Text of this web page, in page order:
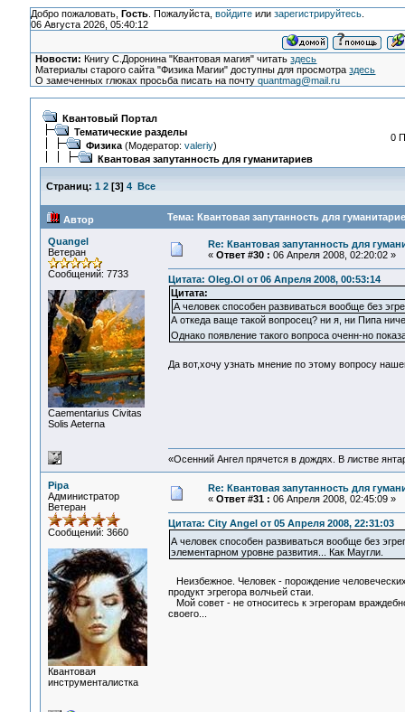
Добро пожаловать, Гость. Пожалуйста, войдитеили зарегистрируйтесь.
06 Августа 2026, 05:40:12
Новости: Книгу С.Доронина "Квантовая магия" читатьздесь
Материалы старого сайта "Физика Магии" доступны для просмотраздесь
О замеченных глюках просьба писать на почтуquantmag@mail.ru
Квантовый Портал
Тематические разделы
Физика(Модератор: valeriy)
Квантовая запутанность для гуманитариев
0
Страниц: 1 2[3] 4 Все
Автор Тема: Квантовая запутанность для
Quangel
Ветеран
Сообщений: 7733
Сaementarius Civitas
Solis Aeterna
Re: Квантовая запутанность для
« Ответ #30 : 06 Апреля 2008, 02:20:02 »
Цитата: Oleg.Ol от 06 Апреля 2008, 00:53:14
Цитата:
А человек способен развиваться вообще без
А откеда ваще такой вопросец? ни я, ни Пипа
Однако появление такого вопроса оченн-но
Да вот,хочу узнать мнение по этому вопросу
«Осенний Ангел прячется в дождях. В листве
Pipa
Администратор
Ветеран
Сообщений: 3660
Квантовая
инструменталистка
Re: Квантовая запутанность для
« Ответ #31 : 06 Апреля 2008, 02:45:09 »
Цитата: City Angel от 05 Апреля 2008, 22:31:03
А человек способен развиваться вообще без
элементарном уровне развития... Как Маугли.
Неизбежное. Человек - порождение
продукт эгрегора волчьей стаи.
Мой совет - не относитесь к эгрегорам
своего...